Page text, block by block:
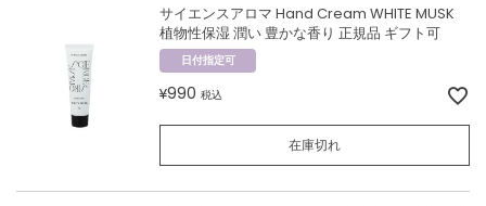
サイエンスアロマ Hand Cream WHITE MUSK
植物性保湿 潤い 豊かな香り 正規品 ギフト可
日付指定可
¥990 税込
在庫切れ